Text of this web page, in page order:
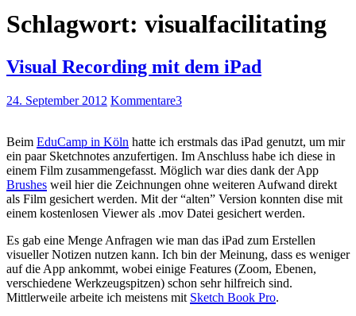
Schlagwort: visualfacilitating
Visual Recording mit dem iPad
24. September 2012 Kommentare3
Beim EduCamp in Köln hatte ich erstmals das iPad genutzt, um mir
ein paar Sketchnotes anzufertigen. Im Anschluss habe ich diese in
einem Film zusammengefasst. Möglich war dies dank der App
Brushes weil hier die Zeichnungen ohne weiteren Aufwand direkt
als Film gesichert werden. Mit der “alten” Version konnten dise mit
einem kostenlosen Viewer als .mov Datei gesichert werden.
Es gab eine Menge Anfragen wie man das iPad zum Erstellen
visueller Notizen nutzen kann. Ich bin der Meinung, dass es weniger
auf die App ankommt, wobei einige Features (Zoom, Ebenen,
verschiedene Werkzeugspitzen) schon sehr hilfreich sind.
Mittlerweile arbeite ich meistens mit Sketch Book Pro.